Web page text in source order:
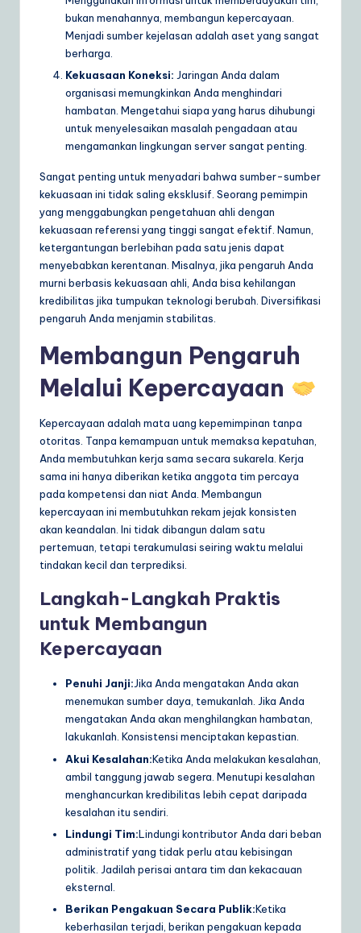
bukan menahannya, membangun kepercayaan.
Menjadi sumber kejelasan adalah aset yang sangat
berharga.
Kekuasaan Koneksi: Jaringan Anda dalam
organisasi memungkinkan Anda menghindari
hambatan. Mengetahui siapa yang harus dihubungi
untuk menyelesaikan masalah pengadaan atau
mengamankan lingkungan server sangat penting.
Sangat penting untuk menyadari bahwa sumber-sumber
kekuasaan ini tidak saling eksklusif. Seorang pemimpin
yang menggabungkan pengetahuan ahli dengan
kekuasaan referensi yang tinggi sangat efektif. Namun,
ketergantungan berlebihan pada satu jenis dapat
menyebabkan kerentanan. Misalnya, jika pengaruh Anda
murni berbasis kekuasaan ahli, Anda bisa kehilangan
kredibilitas jika tumpukan teknologi berubah. Diversifikasi
pengaruh Anda menjamin stabilitas.
Membangun Pengaruh
Melalui Kepercayaan
Kepercayaan adalah mata uang kepemimpinan tanpa
otoritas. Tanpa kemampuan untuk memaksa kepatuhan,
Anda membutuhkan kerja sama secara sukarela. Kerja
sama ini hanya diberikan ketika anggota tim percaya
pada kompetensi dan niat Anda. Membangun
kepercayaan ini membutuhkan rekam jejak konsisten
akan keandalan. Ini tidak dibangun dalam satu
pertemuan, tetapi terakumulasi seiring waktu melalui
tindakan kecil dan terprediksi.
Langkah-Langkah Praktis
untuk Membangun
Kepercayaan
Penuhi Janji:Jika Anda mengatakan Anda akan
menemukan sumber daya, temukanlah. Jika Anda
mengatakan Anda akan menghilangkan hambatan,
lakukanlah. Konsistensi menciptakan kepastian.
Akui Kesalahan:Ketika Anda melakukan kesalahan,
ambil tanggung jawab segera. Menutupi kesalahan
menghancurkan kredibilitas lebih cepat daripada
kesalahan itu sendiri.
Lindungi Tim:Lindungi kontributor Anda dari beban
administratif yang tidak perlu atau kebisingan
politik. Jadilah perisai antara tim dan kekacauan
eksternal.
Berikan Pengakuan Secara Publik:Ketika
keberhasilan terjadi, berikan pengakuan kepada